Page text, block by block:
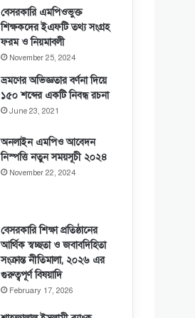
বেসরকারি এমপিওভুক্ত
শিক্ষকদের ইএফটি তথ্য সংগ্রহ
ফরম ও নিয়মাবলী
November 25, 2024
ভ্রমণের অভিজ্ঞতার বর্ণনা দিয়ে
১৫০ শব্দের একটি নিবন্ধ রচনা
June 23, 2021
অনলাইন এমপিও আবেদন
নিস্পত্তি নতুন সময়সূচী ২০২৪
November 22, 2024
বেসরকারি শিক্ষা প্রতিষ্ঠানের
আর্থিক স্বচ্ছতা ও জবাবদিহিতা
সংক্রান্ত নীতিমালা, ২০২৬ এর
গুরুত্বপূর্ণ বিষয়াদি
February 17, 2026